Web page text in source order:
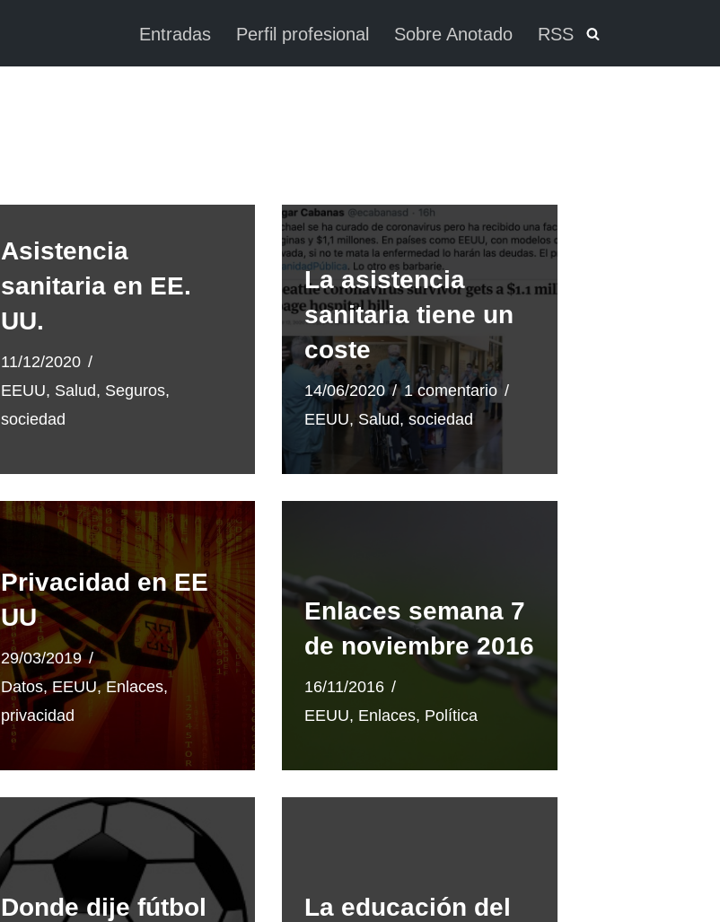
Entradas Perfil profesional Sobre Anotado RSS
Asistencia
sanitaria en EE.
UU.
11/12/2020
EEUU, Salud, Seguros,
sociedad
La asistencia
sanitaria tiene un
coste
14/06/2020
1 comentario
EEUU, Salud, sociedad
Privacidad en EE
UU
29/03/2019
Datos,EEUU,Enlaces,
privacidad
Enlaces semana 7
de noviembre 2016
16/11/2016
EEUU, Enlaces, Política
Donde dije fútbol
La educación del